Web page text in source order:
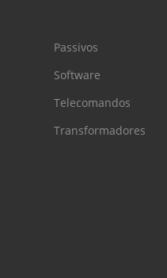
Passivos
Software
Telecomandos
Transformadores